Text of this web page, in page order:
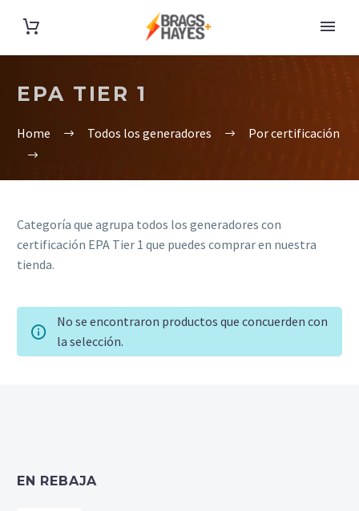
EPA TIER 1
Home Todos los generadores Por certificación
Categoría que agrupa todos los generadores con
certificación EPA Tier 1 que puedes comprar en nuestra
tienda.
No se encontraron productos que concuerden con
la selección.
EN REBAJA